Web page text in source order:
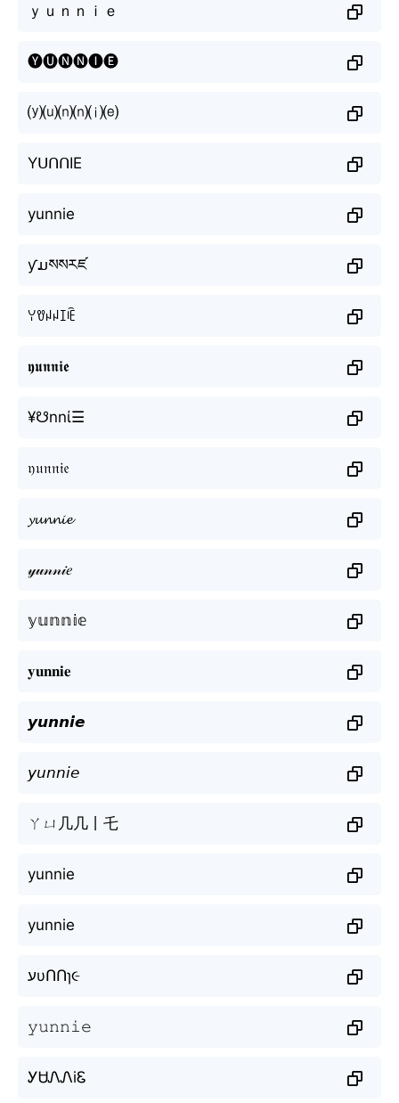
ｙｕｎｎｉｅ
🅨🅤🅝🅝🅘🅔
⒴⒰⒩⒩⒤⒠
YᑌᑎᑎIE
yunnie
ƴມསསརཛ
ꌩꀎꈤꈤꀤꍟ
𝖞𝖚𝖓𝖓𝖎𝖊
¥☋nnί☰
𝔶𝔲𝔫𝔫𝔦𝔢
𝔂𝓾𝓷𝓷𝓲𝓮
𝓎𝓊𝓃𝓃𝒾𝑒
𝕪𝕦𝕟𝕟𝕚𝕖
𝐲𝐮𝐧𝐧𝐢𝐞
𝙮𝙪𝙣𝙣𝙞𝙚
𝘺𝘶𝘯𝘯𝘪𝘦
ㄚㄩ几几丨乇
yunnie
yunnie
עυՈՈɿ૯
𝚢𝚞𝚗𝚗𝚒𝚎
ᎩᏌᏁᏁiᏋ